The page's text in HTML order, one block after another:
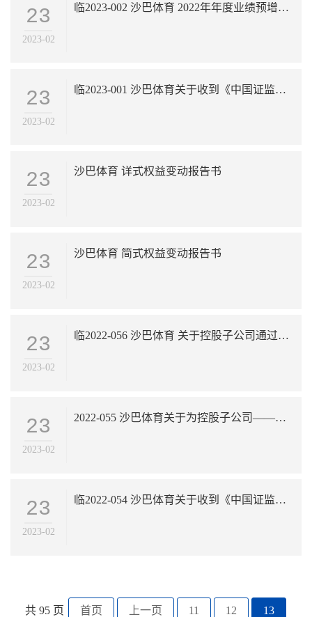
23
2023-02
临2023-002 沙巴体育 2022年年度业绩预增公告
23
2023-02
临2023-001 沙巴体育关于收到《中国证监会行政许可项目审查一次反馈意见通知书》的公告
23
2023-02
沙巴体育 详式权益变动报告书
23
2023-02
沙巴体育 简式权益变动报告书
23
2023-02
临2022-056 沙巴体育 关于控股子公司通过高新技术企业认定的公告
23
2023-02
2022-055 沙巴体育关于为控股子公司——铜陵市峰华电子有限公司提供担保的进展公告
23
2023-02
临2022-054 沙巴体育关于收到《中国证监会行政许可申请受理单》的公告
共 95 页 首页 上一页 11 12 13